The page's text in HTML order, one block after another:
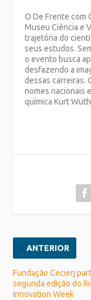
O De Frente com
Museu Ciência e
trajetória do
seus estudos.
o evento busca
desfazendo a
dessas carreiras.
nomes nacionais
química Kurt
ANTERIOR
Fundação Cecierj
segunda edição do
Innovation Week